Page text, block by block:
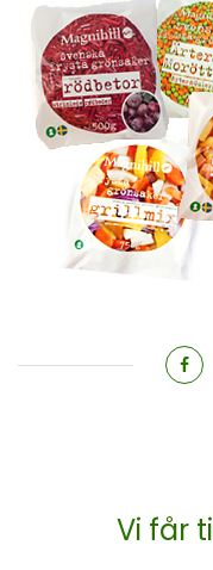
Vi får